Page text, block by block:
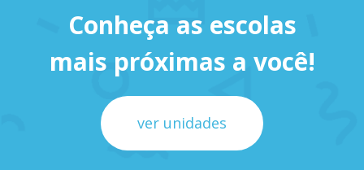
Conheça as escolas
mais próximas a você!
ver unidades